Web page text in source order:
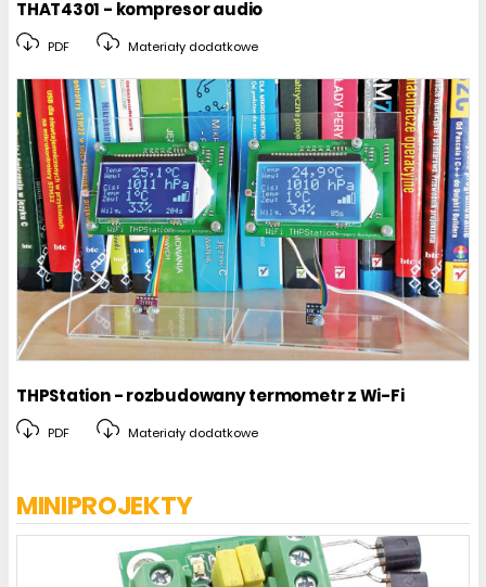
THAT4301 - kompresor audio
PDF Materiały dodatkowe
THPStation - rozbudowany termometr z Wi-Fi
PDF Materiały dodatkowe
MINIPROJEKTY